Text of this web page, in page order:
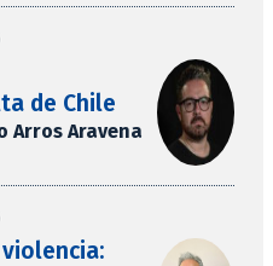
de Chile
Arros Aravena